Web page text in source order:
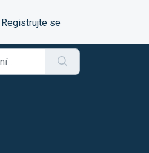
Registrujte se